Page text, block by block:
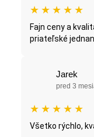
★ ★ ★ ★ ★
Fajn ceny a
priateľské
Jarek
pred 3
★ ★ ★ ★ ★
Všetko rýchlo,